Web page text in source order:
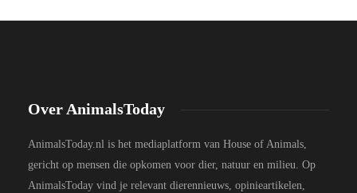
Over AnimalsToday
AnimalsToday.nl is het mediaplatform van House of Animals,
gericht op mensen die opkomen voor dier, natuur en milieu. Op
AnimalsToday vind je relevant dierennieuws, opinieartikelen,